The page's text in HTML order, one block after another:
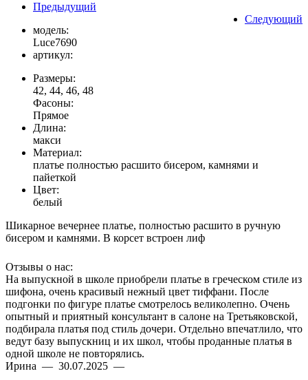
Предыдущий
Следующий
модель:
Luce7690
артикул:
Размеры:
42, 44, 46, 48
Фасоны:
Прямое
Длина:
макси
Материал:
платье полностью расшито бисером, камнями и
пайеткой
Цвет:
белый
Шикарное вечернее платье, полностью расшито в ручную
бисером и камнями. В корсет встроен лиф
Отзывы о нас:
На выпускной в школе приобрели платье в греческом стиле из
шифона, очень красивый нежный цвет тиффани. После
подгонки по фигуре платье смотрелось великолепно. Очень
опытный и приятный консультант в салоне на Третьяковской,
подбирала платья под стиль дочери. Отдельно впечатлило, что
ведут базу выпускниц и их школ, чтобы проданные платья в
одной школе не повторялись.
Ирина — 30.07.2025 —